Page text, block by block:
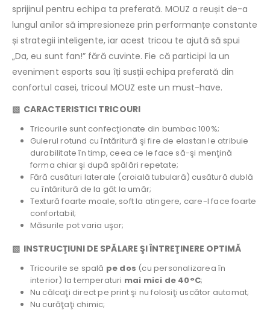
sprijinul pentru echipa ta preferată. MOUZ a reușit de-a
lungul anilor să impresioneze prin performanțe constante
și strategii inteligente, iar acest tricou te ajută să spui
„Da, eu sunt fan!” fără cuvinte. Fie că participi la un
eveniment esports sau îți susții echipa preferată din
confortul casei, tricoul MOUZ este un must-have.
▧ CARACTERISTICI TRICOURI
Tricourile sunt confecţionate din bumbac 100%;
Gulerul rotund cu întăritură şi fire de elastan le atribuie
durabilitate în timp, ceea ce le face să-şi menţină
forma chiar şi după spălări repetate;
Fără cusături laterale (croială tubulară) cusătură dublă
cu întăritură de la gât la umăr;
Textură foarte moale, soft la atingere, care-l face foarte
confortabil;
Măsurile pot varia uşor;
▧ INSTRUCŢIUNI DE SPĂLARE ŞI ÎNTREŢINERE OPTIMĂ
Tricourile se spală pe dos (cu personalizarea în
interior) la temperaturi mai mici de 40°C;
Nu călcaţi direct pe print şi nu folosiţi uscător automat;
Nu curăţaţi chimic;